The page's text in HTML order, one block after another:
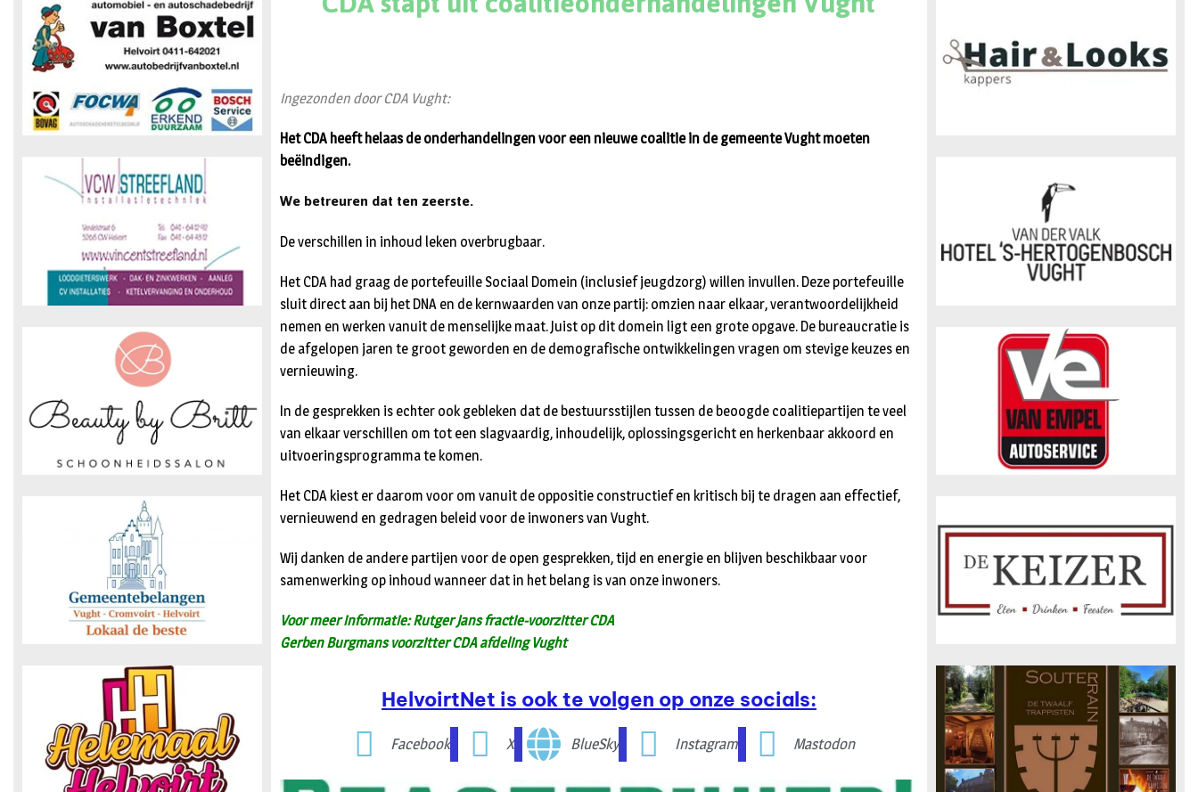
Ingezonden door CDA Vught:
Het CDA heeft helaas de onderhandelingen voor een nieuwe coalitie in de gemeente Vught moeten
beëindigen.
We betreuren dat ten zeerste.
De verschillen in inhoud leken overbrugbaar.
Het CDA had graag de portefeuille Sociaal Domein (inclusief jeugdzorg) willen invullen. Deze portefeuille
sluit direct aan bij het DNA en de kernwaarden van onze partij: omzien naar elkaar, verantwoordelijkheid
nemen en werken vanuit de menselijke maat. Juist op dit domein ligt een grote opgave. De bureaucratie is
de afgelopen jaren te groot geworden en de demografische ontwikkelingen vragen om stevige keuzes en
vernieuwing.
In de gesprekken is echter ook gebleken dat de bestuursstijlen tussen de beoogde coalitiepartijen te veel
van elkaar verschillen om tot een slagvaardig, inhoudelijk, oplossingsgericht en herkenbaar akkoord en
uitvoeringsprogramma te komen.
Het CDA kiest er daarom voor om vanuit de oppositie constructief en kritisch bij te dragen aan effectief,
vernieuwend en gedragen beleid voor de inwoners van Vught.
Wij danken de andere partijen voor de open gesprekken, tijd en energie en blijven beschikbaar voor
samenwerking op inhoud wanneer dat in het belang is van onze inwoners.
Voor meer informatie: Rutger Jans fractie-voorzitter CDA
Gerben Burgmans voorzitter CDA afdeling Vught
HelvoirtNet is ook te volgen op onze socials:
Facebook X BlueSky Instagram Mastodon